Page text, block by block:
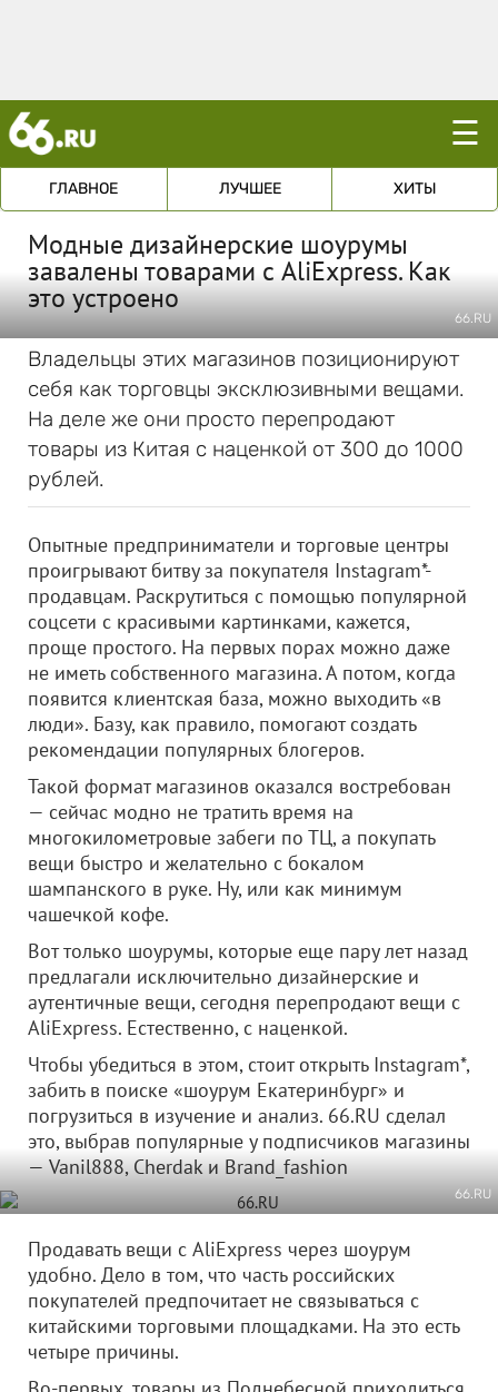
☰
ГЛАВНОЕ ЛУЧШЕЕ ХИТЫ
Модные дизайнерские шоурумы
завалены товарами с AliExpress. Как
это устроено
66.RU
Владельцы этих магазинов позиционируют
себя как торговцы эксклюзивными вещами.
На деле же они просто перепродают
товары из Китая с наценкой от 300 до 1000
рублей.
Опытные предприниматели и торговые центры
проигрывают битву за покупателя Instagram*-
продавцам. Раскрутиться с помощью популярной
соцсети с красивыми картинками, кажется,
проще простого. На первых порах можно даже
не иметь собственного магазина. А потом, когда
появится клиентская база, можно выходить «в
люди». Базу, как правило, помогают создать
рекомендации популярных блогеров.
Такой формат магазинов оказался востребован
— сейчас модно не тратить время на
многокилометровые забеги по ТЦ, а покупать
вещи быстро и желательно с бокалом
шампанского в руке. Ну, или как минимум
чашечкой кофе.
Вот только шоурумы, которые еще пару лет назад
предлагали исключительно дизайнерские и
аутентичные вещи, сегодня перепродают вещи с
AliExpress. Естественно, с наценкой.
Чтобы убедиться в этом, стоит открыть Instagram*,
забить в поиске «шоурум Екатеринбург» и
погрузиться в изучение и анализ. 66.RU сделал
это, выбрав популярные у подписчиков магазины
— Vanil888, Сherdak и Brand_fashion
66.RU
Продавать вещи с AliExpress через шоурум
удобно. Дело в том, что часть российских
покупателей предпочитает не связываться с
китайскими торговыми площадками. На это есть
четыре причины.